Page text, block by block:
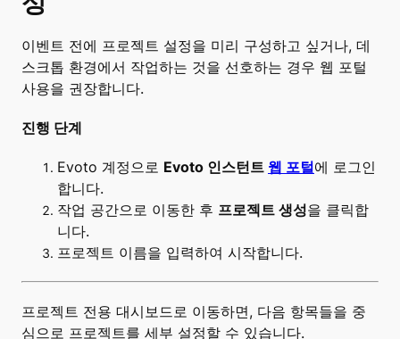
이벤트 전에 프로젝트 설정을 미리 구성하고 싶거나, 데
스크톱 환경에서 작업하는 것을 선호하는 경우 웹 포털
사용을 권장합니다.
진행 단계
Evoto 계정으로 Evoto 인스턴트 웹 포털에 로그인
합니다.
작업 공간으로 이동한 후 프로젝트 생성을 클릭합
니다.
프로젝트 이름을 입력하여 시작합니다.
프로젝트 전용 대시보드로 이동하면, 다음 항목들을 중
심으로 프로젝트를 세부 설정할 수 있습니다.